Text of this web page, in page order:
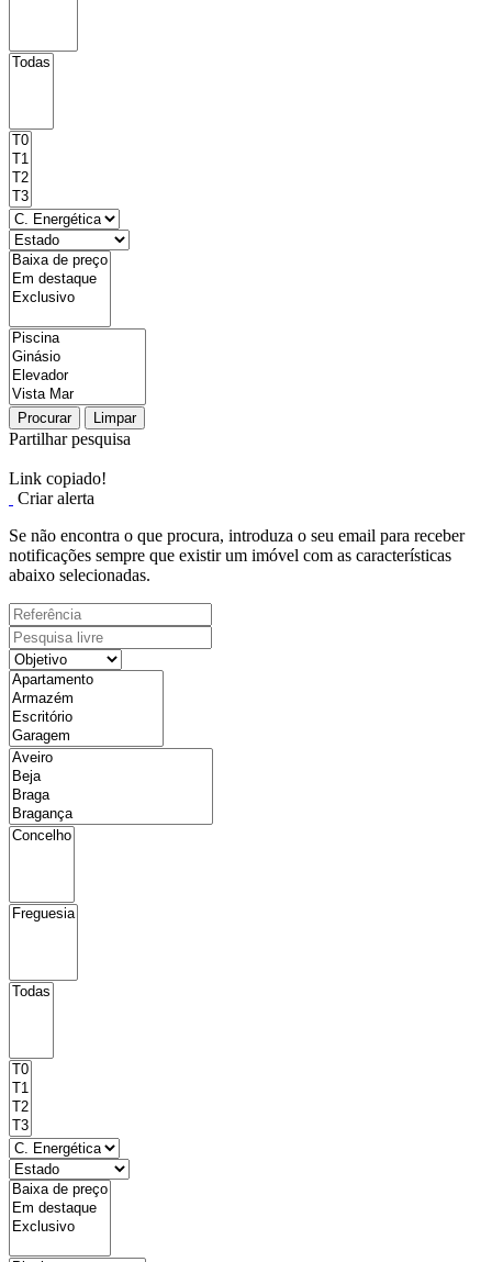
Procurar Limpar
Partilhar pesquisa
Link copiado!
Criar alerta
Se não encontra o que procura, introduza o seu email para receber
notificações sempre que existir um imóvel com as características
abaixo selecionadas.